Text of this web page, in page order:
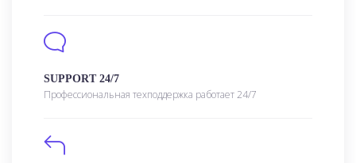
SUPPORT 24/7
Профессиональная техподдержка работает 24/7